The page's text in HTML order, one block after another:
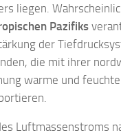
liegen.
Pazifiks
der
die mit ihrer
warme und
Luftmassenstroms